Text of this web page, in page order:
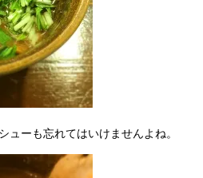
ューも忘れてはいけませんよね。